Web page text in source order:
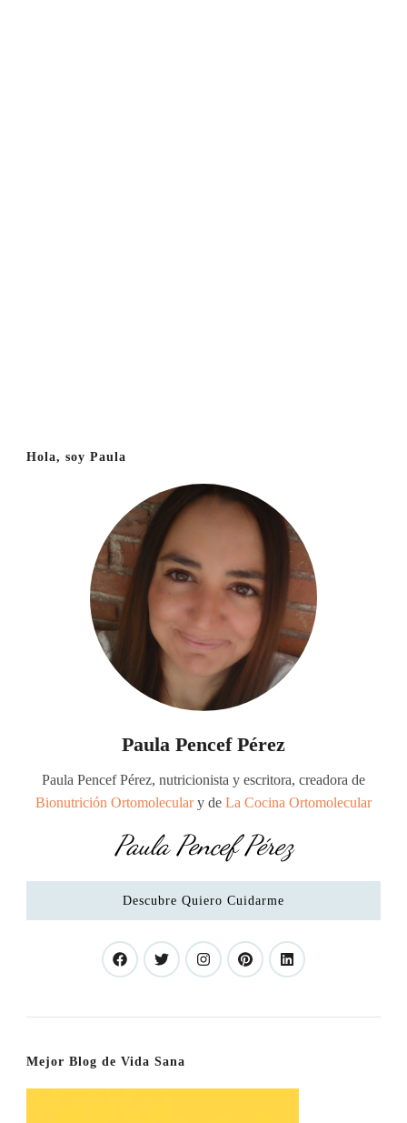
Hola, soy Paula
Paula Pencef Pérez
Paula Pencef Pérez, nutricionista y escritora, creadora de
Bionutrición Ortomoleculary de La Cocina Ortomolecular
Paula Pencef Pérez
Descubre Quiero Cuidarme
Mejor Blog de Vida Sana